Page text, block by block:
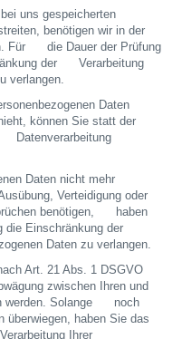
uns gespeicherten
benötigen wir in der
Für die Dauer der Prüfung
der Verarbeitung
verlangen.
Daten
können Sie statt der
Datenverarbeitung
Daten nicht mehr
Verteidigung oder
benötigen, haben
die Einschränkung der
Daten zu verlangen.
Art. 21 Abs. 1 DSGVO
zwischen Ihren und
werden. Solange noch
überwiegen, haben Sie das
Ihrer